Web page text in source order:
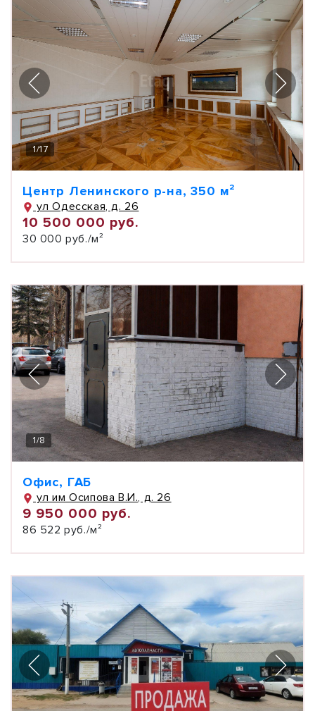
1/17
Центр Ленинского р-на, 350 м²
ул Одесская, д. 26
10 500 000 руб.
30 000 руб./м²
1/8
Офис, ГАБ
ул им Осипова В.И., д. 26
9 950 000 руб.
86 522 руб./м²